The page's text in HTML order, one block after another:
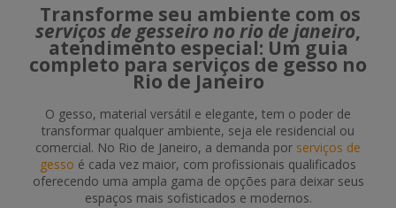
Transforme seu ambiente com os
serviços de gesseiro no rio de janeiro,
atendimento especial: Um guia
completo para serviços de gesso no
Rio de Janeiro
O gesso, material versátil e elegante, tem o poder de
transformar qualquer ambiente, seja ele residencial ou
comercial. No Rio de Janeiro, a demanda por serviços de
gesso é cada vez maior, com profissionais qualificados
oferecendo uma ampla gama de opções para deixar seus
espaços mais sofisticados e modernos.